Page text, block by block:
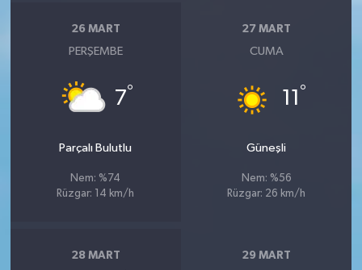
26 MART
PERŞEMBE
7°
Parçalı Bulutlu
Nem: %74
Rüzgar: 14 km/h
27 MART
CUMA
11 °
Güneşli
Nem: %56
Rüzgar: 26 km/h
28 MART 29 MART
TEKNOLOJİ
VİZYONDAKİLER